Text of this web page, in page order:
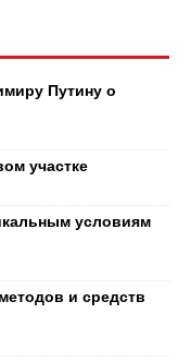
Путину о
участке
условиям
и средств